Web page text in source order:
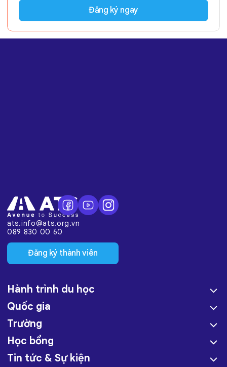
Đăng ký ngay
ats.info@ats.org.vn
089 830 00 60
Đăng ký thành viên
Hành trình du học
Quốc gia
Trường
Học bổng
Tin tức & Sự kiện